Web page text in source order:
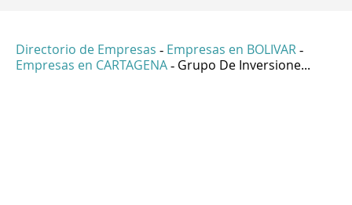
Directorio de Empresas - Empresas en BOLIVAR -
Empresas en CARTAGENA - Grupo De Inversione...